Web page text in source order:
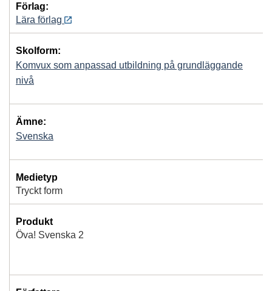
Förlag:
Lära förlag
Skolform:
Komvux som anpassad utbildning på grundläggande
nivå
Ämne:
Svenska
Medietyp
Tryckt form
Produkt
Öva! Svenska 2